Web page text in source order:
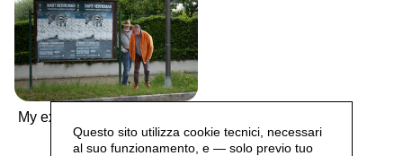
My exhibitions
Questo sito utilizza cookie tecnici, necessari
al suo funzionamento, e — solo previo tuo